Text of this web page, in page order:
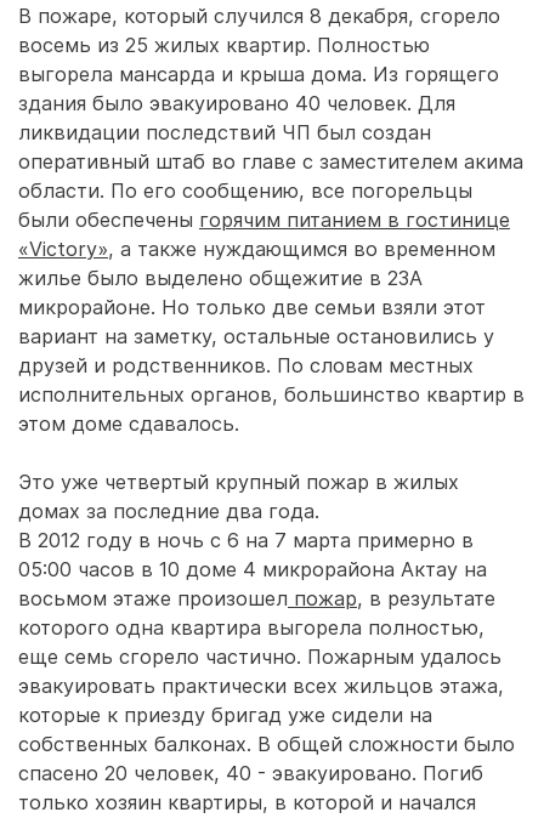
В пожаре, который случился 8 декабря, сгорело
восемь из 25 жилых квартир. Полностью
выгорела мансарда и крыша дома. Из горящего
здания было эвакуировано 40 человек. Для
ликвидации последствий ЧП был создан
оперативный штаб во главе с заместителем акима
области. По его сообщению, все погорельцы
были обеспечены горячим питанием в гостинице
«Victory», а также нуждающимся во временном
жилье было выделено общежитие в 23А
микрорайоне. Но только две семьи взяли этот
вариант на заметку, остальные остановились у
друзей и родственников. По словам местных
исполнительных органов, большинство квартир в
этом доме сдавалось.
Это уже четвертый крупный пожар в жилых
домах за последние два года.
В 2012 году в ночь с 6 на 7 марта примерно в
05:00 часов в 10 доме 4 микрорайона Актау на
восьмом этаже произошел пожар, в результате
которого одна квартира выгорела полностью,
еще семь сгорело частично. Пожарным удалось
эвакуировать практически всех жильцов этажа,
которые к приезду бригад уже сидели на
собственных балконах. В общей сложности было
спасено 20 человек, 40 - эвакуировано. Погиб
только хозяин квартиры, в которой и начался